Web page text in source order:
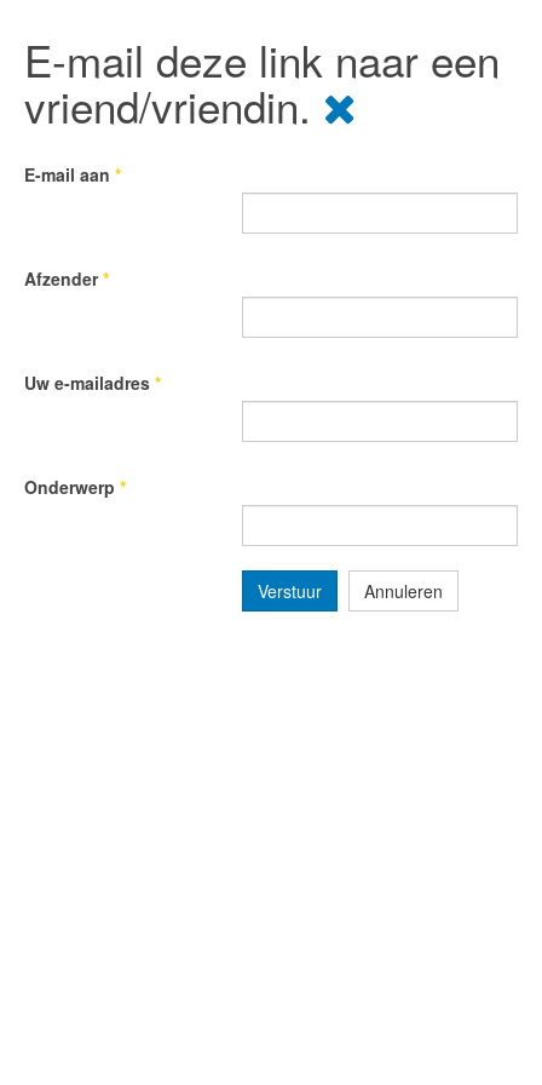
E-mail deze link naar een
vriend/vriendin.
E-mail aan *
Afzender*
Uw e-mailadres *
Onderwerp *
Verstuur Annuleren